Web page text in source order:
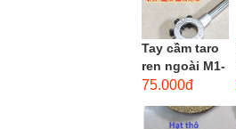
Tay cầm taro
ren ngoài M1-
M1.8 (mã
vặn Bàn ren
75.000đ